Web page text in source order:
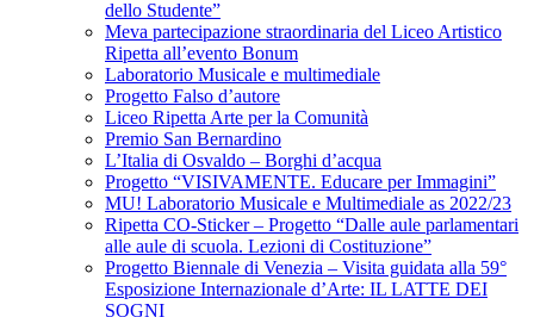
dello Studente”
Meva partecipazione straordinaria del Liceo Artistico
Ripetta all’evento Bonum
Laboratorio Musicale e multimediale
Progetto Falso d’autore
Liceo Ripetta Arte per la Comunità
Premio San Bernardino
L’Italia di Osvaldo – Borghi d’acqua
Progetto “VISIVAMENTE. Educare per Immagini”
MU! Laboratorio Musicale e Multimediale as 2022/23
Ripetta CO-Sticker – Progetto “Dalle aule parlamentari
alle aule di scuola. Lezioni di Costituzione”
Progetto Biennale di Venezia – Visita guidata alla 59°
Esposizione Internazionale d’Arte: IL LATTE DEI
SOGNI